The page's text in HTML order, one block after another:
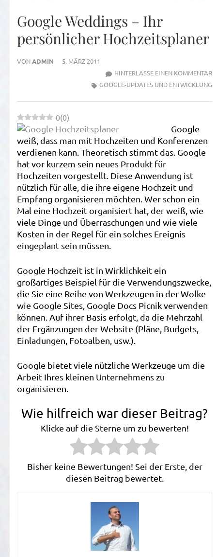
Google Weddings – Ihr
persönlicher Hochzeitsplaner
VONADMIN
5. MÄRZ 2011
HINTERLASSE EINEN KOMMENTAR
GOOGLE-UPDATES UND ENTWICKLUNG
0(0)
Google
weiß, dass man mit Hochzeiten und Konferenzen
verdienen kann. Theoretisch stimmt das. Google
hat vor kurzem sein neues Produkt für
Hochzeiten vorgestellt. Diese Anwendung ist
nützlich für alle, die ihre eigene Hochzeit und
Empfang organisieren möchten. Wer schon ein
Mal eine Hochzeit organisiert hat, der weiß, wie
viele Dinge und Überraschungen und wie viele
Kosten in der Regel für ein solches Ereignis
eingeplant sein müssen.
Google Hochzeit ist in Wirklichkeit ein
großartiges Beispiel für die Verwendungszwecke,
die Sie eine Reihe von Werkzeugen in der Wolke
wie Google Sites, Google Docs Picnik verwenden
können. Auf ihrer Basis erfolgt, da die Mehrzahl
der Ergänzungen der Website (Pläne, Budgets,
Einladungen, Fotoalben, usw.).
Google bietet viele nützliche Werkzeuge um die
Arbeit Ihres kleinen Unternehmens zu
organisieren.
Wie hilfreich war dieser Beitrag?
Klicke auf die Sterne um zu bewerten!
Bisher keine Bewertungen! Sei der Erste, der
diesen Beitrag bewertet.